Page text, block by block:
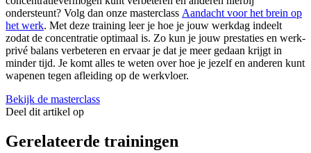
ondersteunt? Volg dan onze masterclass Aandacht voor het brein op
het werk. Met deze training leer je hoe je jouw werkdag indeelt
zodat de concentratie optimaal is. Zo kun je jouw prestaties en werk-
privé balans verbeteren en ervaar je dat je meer gedaan krijgt in
minder tijd. Je komt alles te weten over hoe je jezelf en anderen kunt
wapenen tegen afleiding op de werkvloer.
Bekijk de masterclass
Deel dit artikel op
Gerelateerde trainingen